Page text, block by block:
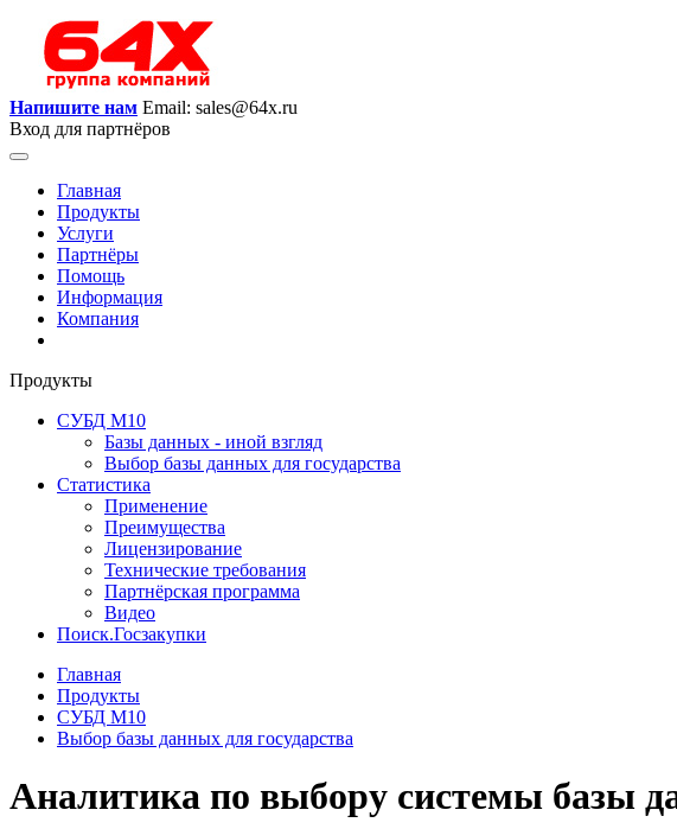
Напишите нам Email: sales@64x.ru
Вход для партнёров
Главная
Продукты
Услуги
Партнёры
Помощь
Информация
Компания
Продукты
СУБД М10
Базы данных - иной взгляд
Выбор базы данных для государства
Статистика
Применение
Преимущества
Лицензирование
Технические требования
Партнёрская программа
Видео
Поиск.Госзакупки
Главная
Продукты
СУБД М10
Выбор базы данных для государства
Аналитика по выбору системы базы